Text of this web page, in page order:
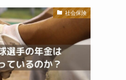
社会保険